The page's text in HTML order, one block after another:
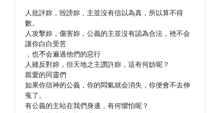
人批評妳，毀謗妳，主並沒有信以為真，所以算不得
數。
人攻擊妳，傷害妳，公義的主並沒有認為合法，衪不会
讓你白白受苦
，也𣎴会遍過他們的惡行
人雖反對妳，但天地之主讚許妳，這有何妨呢？
親愛的同靈們
如果你信神的公義，你的悶氣就会消失，你便會不去伸
寃了。
有公義的主站在我們身邊，有何懼怕呢？